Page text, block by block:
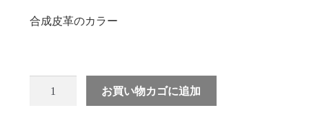
ブログ
合成皮革のカラー
お買い物カゴに追加